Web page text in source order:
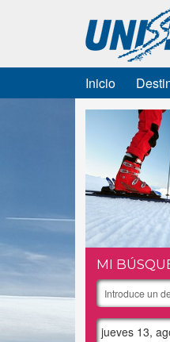
Inicio
MI
jueves 13,